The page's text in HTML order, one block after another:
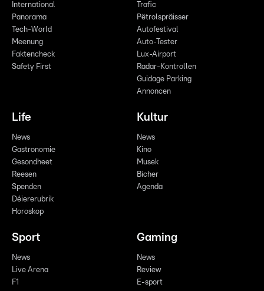
International
Panorama
Tech-World
Meenung
Faktencheck
Safety First
Trafic
Pëtrolspräisser
Autofestival
Auto-Tester
Lux-Airport
Radar-Kontrollen
Guidage Parking
Annoncen
Life
News
Gastronomie
Gesondheet
Reesen
Spenden
Déiererubrik
Horoskop
Kultur
News
Kino
Musek
Bicher
Agenda
Sport
News
Live Arena
F1
Gaming
News
Review
E-sport